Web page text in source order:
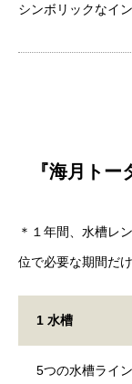
シンボリックなイ
『海月ト
＊１年間、水槽レ
位で必要な期間だ
1 水槽
5つの水槽ライ